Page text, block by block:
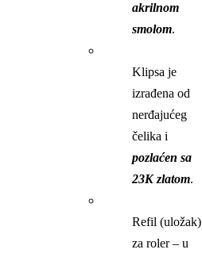
akrilnom
smolom.
Klipsa je
izrađena od
nerđajućeg
čelika i
pozlaćen sa
23K zlatom.
Refil (uložak)
za roler – u